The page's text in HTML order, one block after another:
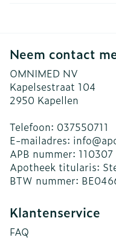
Neem contact
OMNIMED NV
Kapelsestraat 104
2950 Kapellen
Telefoon: 037550711
E-mailadres: info@
APB nummer: 110307
Apotheek titularis:
BTW nummer:
Klantenservice
FAQ